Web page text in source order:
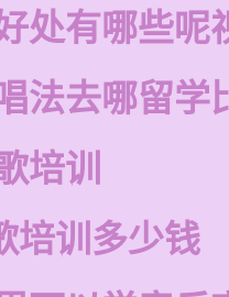
处有哪些呢
法去哪留学
培训
培训多少钱